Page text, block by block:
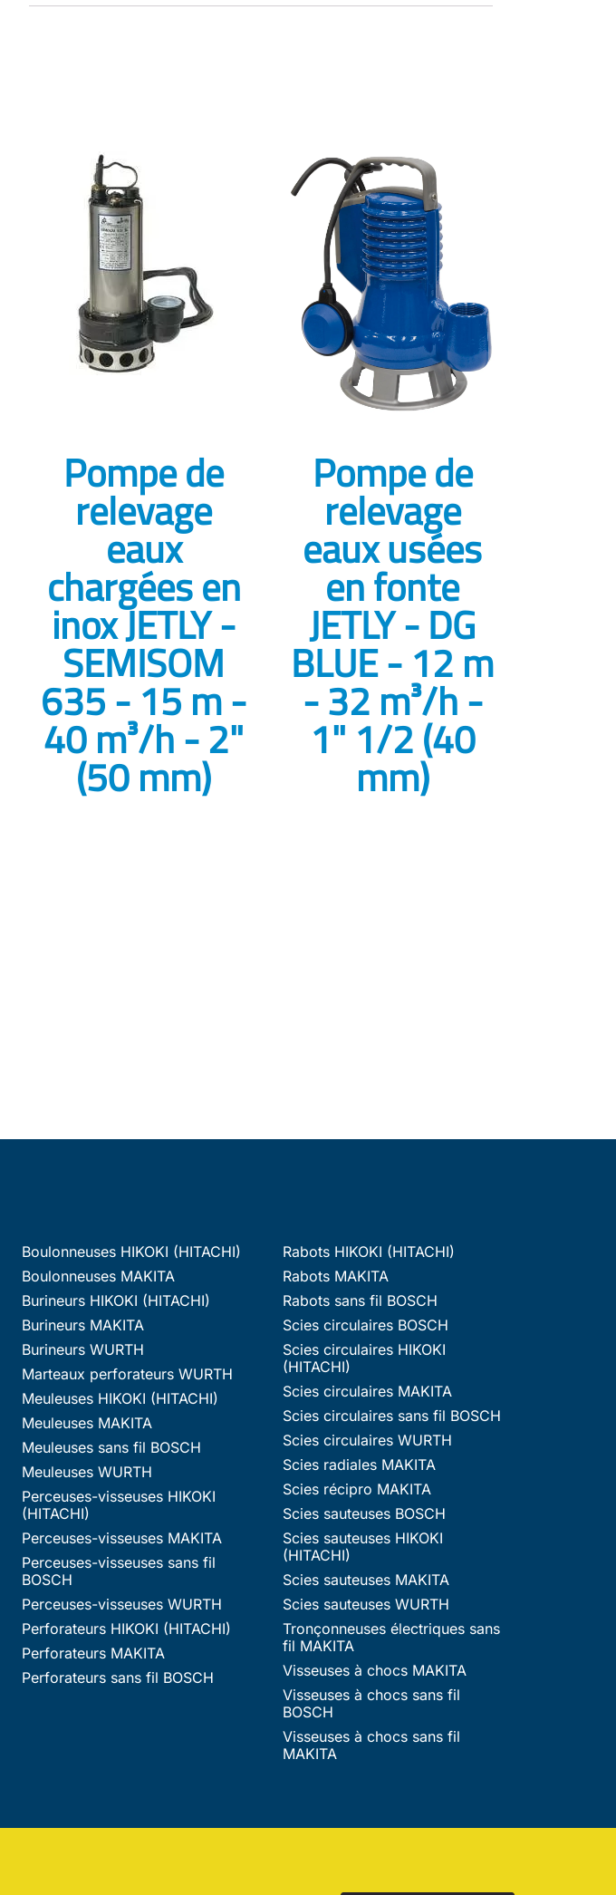
Pompe de
relevage
eaux
chargées en
inox JETLY -
SEMISOM
635 - 15 m -
40 m³/h - 2"
(50 mm)
Pompe de
relevage
eaux usées
en fonte
JETLY - DG
BLUE - 12 m
- 32 m³/h -
1" 1/2 (40
mm)
Boulonneuses HIKOKI (HITACHI)
Boulonneuses MAKITA
Burineurs HIKOKI (HITACHI)
Burineurs MAKITA
Burineurs WURTH
Marteaux perforateurs WURTH
Meuleuses HIKOKI (HITACHI)
Meuleuses MAKITA
Meuleuses sans fil BOSCH
Meuleuses WURTH
Perceuses-visseuses HIKOKI
(HITACHI)
Perceuses-visseuses MAKITA
Perceuses-visseuses sans fil
BOSCH
Perceuses-visseuses WURTH
Perforateurs HIKOKI (HITACHI)
Perforateurs MAKITA
Perforateurs sans fil BOSCH
Rabots HIKOKI (HITACHI)
Rabots MAKITA
Rabots sans fil BOSCH
Scies circulaires BOSCH
Scies circulaires HIKOKI
(HITACHI)
Scies circulaires MAKITA
Scies circulaires sans fil BOSCH
Scies circulaires WURTH
Scies radiales MAKITA
Scies récipro MAKITA
Scies sauteuses BOSCH
Scies sauteuses HIKOKI
(HITACHI)
Scies sauteuses MAKITA
Scies sauteuses WURTH
Tronçonneuses électriques sans
fil MAKITA
Visseuses à chocs MAKITA
Visseuses à chocs sans fil
BOSCH
Visseuses à chocs sans fil
MAKITA